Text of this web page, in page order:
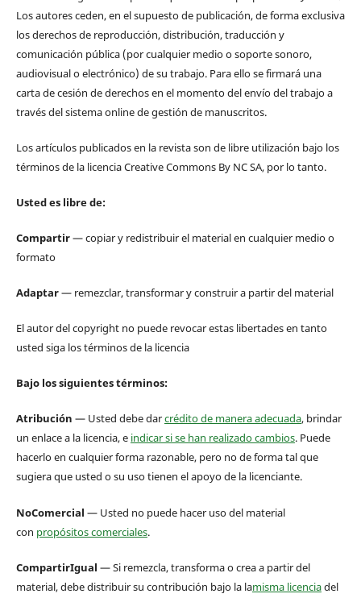
Los autores ceden, en el supuesto de publicación, de forma exclusiva
los derechos de reproducción, distribución, traducción y
comunicación pública (por cualquier medio o soporte sonoro,
audiovisual o electrónico) de su trabajo. Para ello se firmará una
carta de cesión de derechos en el momento del envío del trabajo a
través del sistema online de gestión de manuscritos.
Los artículos publicados en la revista son de libre utilización bajo los
términos de la licencia Creative Commons By NC SA, por lo tanto.
Usted es libre de:
Compartir— copiar y redistribuir el material en cualquier medio o
formato
Adaptar— remezclar, transformar y construir a partir del material
El autor del copyright no puede revocar estas libertades en tanto
usted siga los términos de la licencia
Bajo los siguientes términos:
Atribución — Usted debe darcrédito de manera adecuada, brindar
un enlace a la licencia, e indicar si se han realizado cambios. Puede
hacerlo en cualquier forma razonable, pero no de forma tal que
sugiera que usted o su uso tienen el apoyo de la licenciante.
NoComercial — Usted no puede hacer uso del material
con propósitos comerciales.
CompartirIgual — Si remezcla, transforma o crea a partir del
material, debe distribuir su contribución bajo la lamisma licenciadel